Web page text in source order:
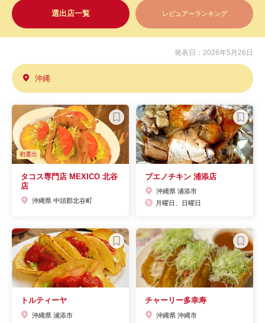
選出店一覧 レビュアーランキング
発表日：2026年5月26日
沖縄
初選出
タコス専門店 MEXICO 北谷
店
沖縄県 中頭郡北谷町
ブエノチキン 浦添店
沖縄県 浦添市
月曜日、日曜日
トルティーヤ
沖縄県 浦添市
チャーリー多幸寿
沖縄県 沖縄市